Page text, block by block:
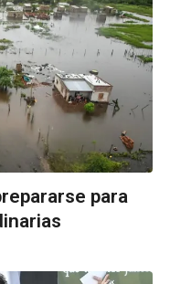
para